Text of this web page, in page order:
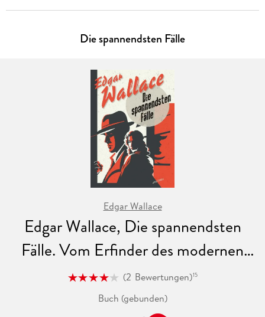
Die spannendsten Fälle
Edgar Wallace
Edgar Wallace, Die spannendsten
Fälle. Vom Erfinder des modernen
Thrillers
(2 Bewertungen)15
Buch (gebunden)